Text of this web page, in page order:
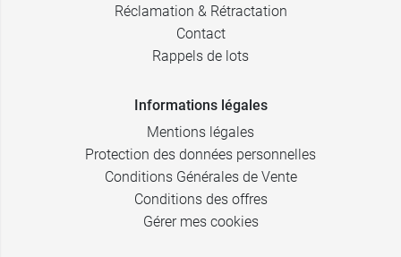
Réclamation & Rétractation
Contact
Rappels de lots
Informations légales
Mentions légales
Protection des données personnelles
Conditions Générales de Vente
Conditions des offres
Gérer mes cookies